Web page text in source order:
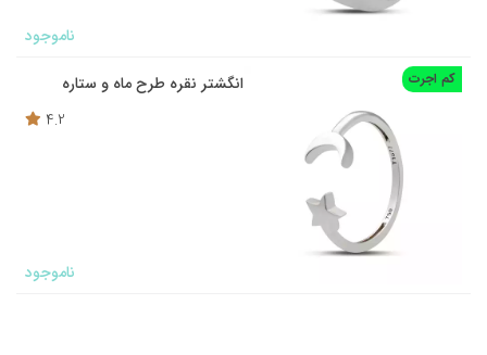
ناموجود
کم اجرت
انگشتر نقره طرح ماه و ستاره
4.2
ناموجود